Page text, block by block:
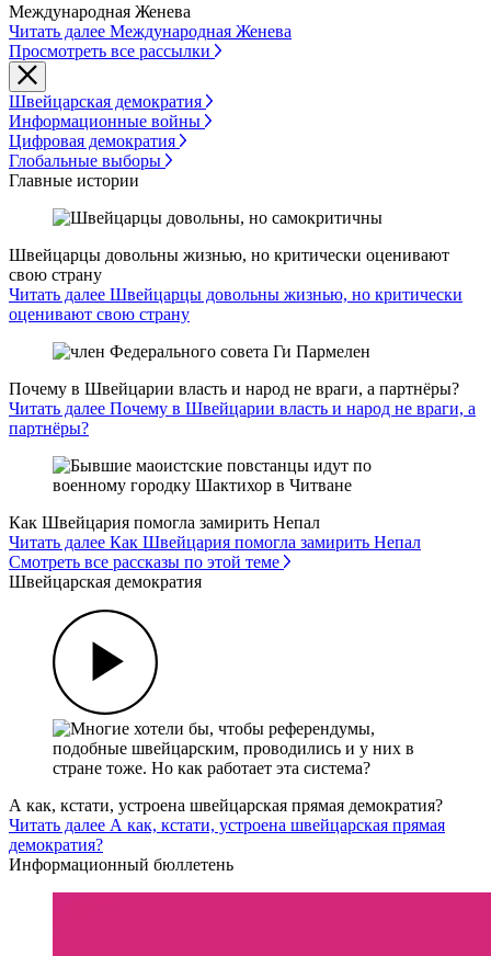
Международная Женева
Читать далее Международная Женева
Просмотреть все рассылки
Швейцарская демократия
Информационные войны
Цифровая демократия
Глобальные выборы
Главные истории
Швейцарцы довольны жизнью, но критически оценивают
свою страну
Читать далее Швейцарцы довольны жизнью, но критически
оценивают свою страну
Почему в Швейцарии власть и народ не враги, а партнёры?
Читать далее Почему в Швейцарии власть и народ не враги, а
партнёры?
Как Швейцария помогла замирить Непал
Читать далее Как Швейцария помогла замирить Непал
Смотреть все рассказы по этой теме
Швейцарская демократия
А как, кстати, устроена швейцарская прямая демократия?
Читать далее А как, кстати, устроена швейцарская прямая
демократия?
Информационный бюллетень